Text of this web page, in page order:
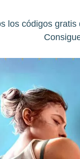
los códigos